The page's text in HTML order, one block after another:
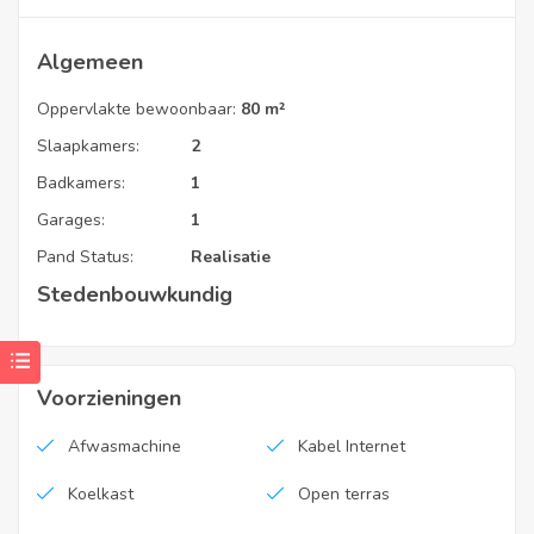
EPC Code
20210325-0002391678-RES-1
Vaste kosten
0€ vaste kosten
Algemeen
Oppervlakte bewoonbaar: 80 m²
Slaapkamers:
2
Badkamers:
1
Garages:
1
Pand Status:
Realisatie
Stedenbouwkundig
Voorzieningen
Afwasmachine Kabel Internet
Koelkast Open terras